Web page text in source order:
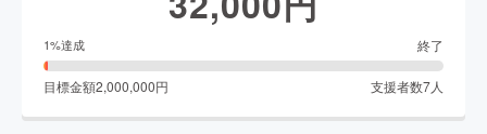
1%達成 終了
目標金額2,000,000円 支援者数7人